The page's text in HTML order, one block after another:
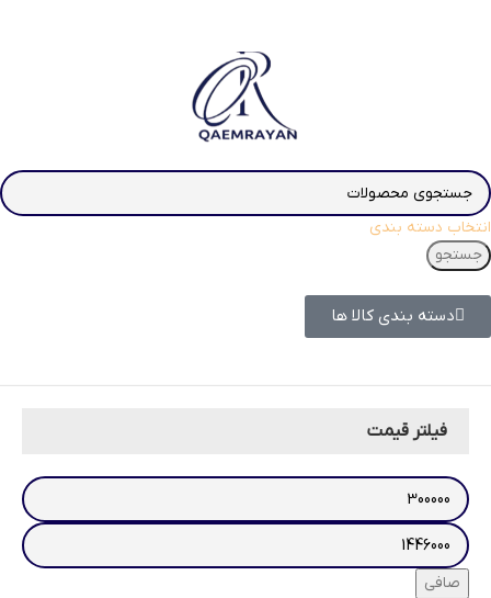
انتخاب دسته بندی
جستجو
دسته بندی کالا ها
فیلتر قیمت
صافی